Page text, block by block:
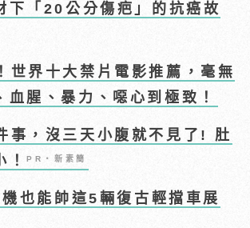
下「20公分傷疤」的抗癌故
世界十大禁片電影推薦，毫無
血腥、暴力、噁心到極致！
事，沒三天小腹就不見了! 肚
！PR・新素簡
也能帥這5輛復古輕擋車展